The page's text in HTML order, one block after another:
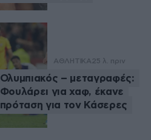
ΑΘΛΗΤΙΚΑ 25 λ. πριν
Ολυμπιακός – μεταγραφές:
Φουλάρει για χαφ, έκανε
πρόταση για τον Κάσερες